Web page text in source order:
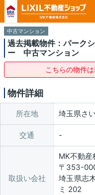
中古マンション
過去掲載物件：パーク
ー 中古マンション
こちらの物件
物件詳細
所在地 埼玉県さ
交通
取扱い会社
MK不動産
〒353-
埼玉県志
ミ 202